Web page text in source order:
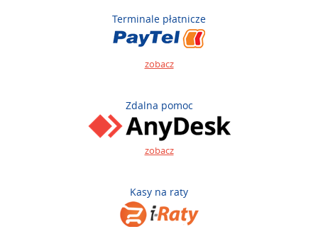
Terminale płatnicze
zobacz
Zdalna pomoc
zobacz
Kasy na raty